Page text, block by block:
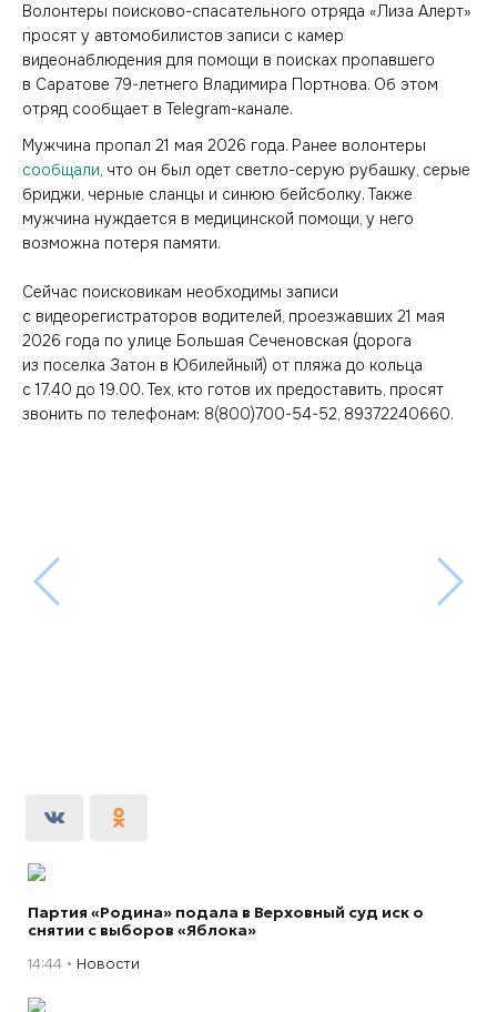
Волонтеры поисково-спасательного отряда «Лиза Алерт»
просят у автомобилистов записи с камер
видеонаблюдения для помощи в поисках пропавшего
в Саратове 79-летнего Владимира Портнова. Об этом
отряд сообщает в Telegram-канале.
Мужчина пропал 21 мая 2026 года. Ранее волонтеры
сообщали , что он был одет светло-серую рубашку, серые
бриджи, черные сланцы и синюю бейсболку. Также
мужчина нуждается в медицинской помощи, у него
возможна потеря памяти.
Сейчас поисковикам необходимы записи
с видеорегистраторов водителей, проезжавших 21 мая
2026 года по улице Большая Сеченовская (дорога
из поселка Затон в Юбилейный) от пляжа до кольца
с 17.40 до 19.00. Тех, кто готов их предоставить, просят
звонить по телефонам: 8(800)700-54-52, 89372240660.
Партия «Родина» подала в Верховный суд иск о
снятии с выборов «Яблока»
14:44 Новости